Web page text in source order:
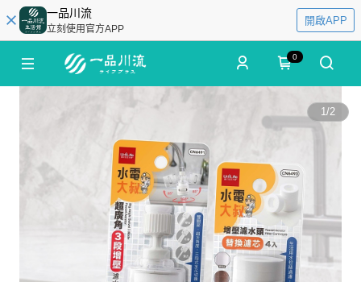
一品川流
立刻使用官方APP
開啟APP
0
1/2